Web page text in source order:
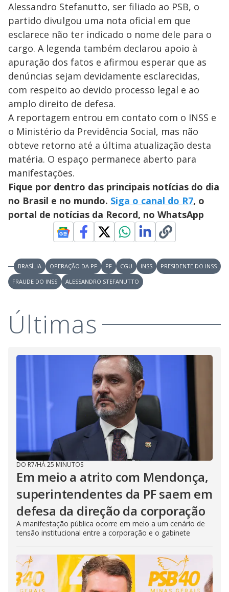
Alessandro Stefanutto, ser filiado ao PSB, o
partido divulgou uma nota oficial em que
esclarece não ter indicado o nome dele para o
cargo. A legenda também declarou apoio à
apuração dos fatos e afirmou esperar que as
denúncias sejam devidamente esclarecidas,
com respeito ao devido processo legal e ao
amplo direito de defesa.
A reportagem entrou em contato com o INSS e
o Ministério da Previdência Social, mas não
obteve retorno até a última atualização desta
matéria. O espaço permanece aberto para
manifestações.
Fique por dentro das principais notícias do dia
no Brasil e no mundo. Siga o canal do R7, o
portal de notícias da Record, no WhatsApp
BRASÍLIA OPERAÇÃO DA PF PF CGU INSS
PRESIDENTE DO INSS
FRAUDE DO INSS
ALESSANDRO STEFANUTTO
Últimas
DO R7/HÁ 25 MINUTOS
Em meio a atrito com Mendonça,
superintendentes da PF saem em
defesa da direção da corporação
A manifestação pública ocorre em meio a um cenário de
tensão institucional entre a corporação e o gabinete